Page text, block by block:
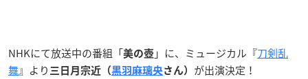
NHKにて放送中の番組「美の壺 」に、ミュージカル『刀剣乱
舞』より 三日月宗近（黒羽麻璃央さん） が出演決定！